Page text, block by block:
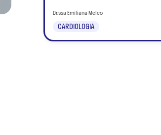
CARDIOLOGIA
Dr.ssa Emiliana Meleo